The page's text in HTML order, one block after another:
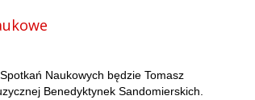
Naukowych będzie Tomasz
Benedyktynek Sandomierskich.